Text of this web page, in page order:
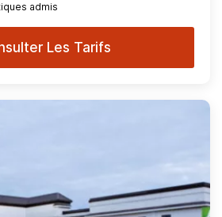
admis
Les Tarifs